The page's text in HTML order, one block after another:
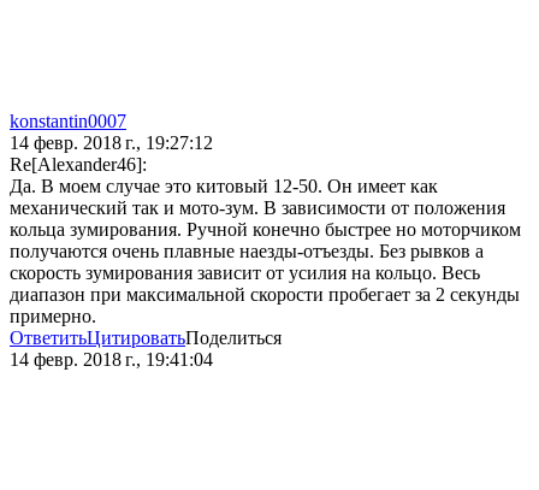
konstantin0007
14 февр. 2018 г., 19:27:12
Re[Alexander46]:
Да. В моем случае это китовый 12-50. Он имеет как
механический так и мото-зум. В зависимости от положения
кольца зумирования. Ручной конечно быстрее но моторчиком
получаются очень плавные наезды-отъезды. Без рывков а
скорость зумирования зависит от усилия на кольцо. Весь
диапазон при максимальной скорости пробегает за 2 секунды
примерно.
ОтветитьЦитироватьПоделиться
14 февр. 2018 г., 19:41:04